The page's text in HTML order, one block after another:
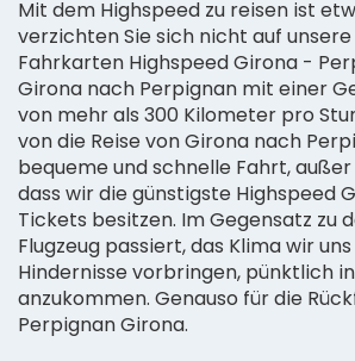
Mit dem Highspeed zu reisen ist
verzichten Sie sich nicht auf
Fahrkarten Highspeed Girona -
Girona nach Perpignan mit einer
von mehr als 300 Kilometer pro
von die Reise von Girona nach
bequeme und schnelle Fahrt,
dass wir die günstigste Highspeed
Tickets besitzen. Im Gegensatz zu
Flugzeug passiert, das Klima wir
Hindernisse vorbringen, pünktlich
anzukommen. Genauso für die
Perpignan Girona.